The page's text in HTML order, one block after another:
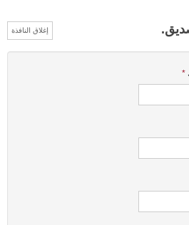
إغلاق النافذة
*